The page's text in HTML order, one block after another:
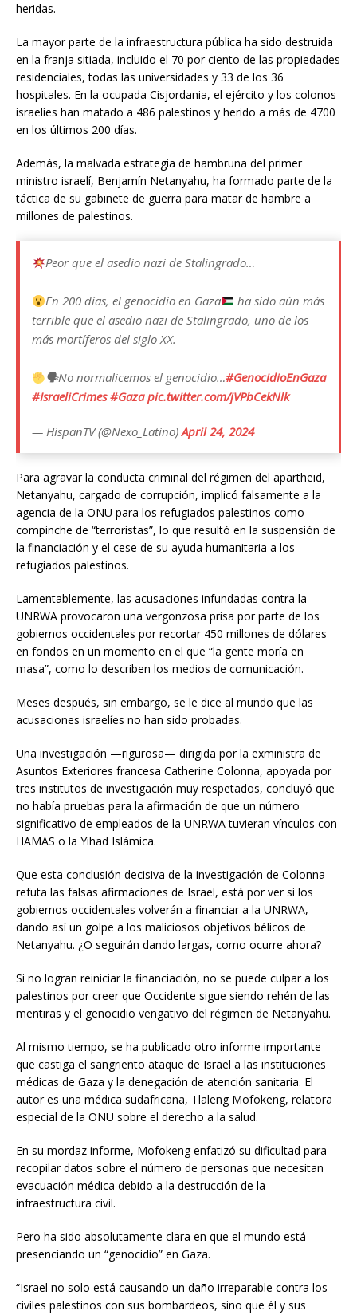
heridas.
La mayor parte de la infraestructura pública ha sido destruida
en la franja sitiada, incluido el 70 por ciento de las propiedades
residenciales, todas las universidades y 33 de los 36
hospitales. En la ocupada Cisjordania, el ejército y los colonos
israelíes han matado a 486 palestinos y herido a más de 4700
en los últimos 200 días.
Además, la malvada estrategia de hambruna del primer
ministro israelí, Benjamín Netanyahu, ha formado parte de la
táctica de su gabinete de guerra para matar de hambre a
millones de palestinos.
Peor que el asedio nazi de Stalingrado…
En 200 días, el genocidio en Gaza
ha sido aún más
terrible que el asedio nazi de Stalingrado, uno de los
más mortíferos del siglo XX.
🗣No normalicemos el genocidio…#GenocidioEnGaza
#IsraeliCrimes #Gaza pic.twitter.com/jVPbCekNlk
— HispanTV (@Nexo_Latino)April 24, 2024
Para agravar la conducta criminal del régimen del apartheid,
Netanyahu, cargado de corrupción, implicó falsamente a la
agencia de la ONU para los refugiados palestinos como
compinche de “terroristas”, lo que resultó en la suspensión de
la financiación y el cese de su ayuda humanitaria a los
refugiados palestinos.
Lamentablemente, las acusaciones infundadas contra la
UNRWA provocaron una vergonzosa prisa por parte de los
gobiernos occidentales por recortar 450 millones de dólares
en fondos en un momento en el que “la gente moría en
masa”, como lo describen los medios de comunicación.
Meses después, sin embargo, se le dice al mundo que las
acusaciones israelíes no han sido probadas.
Una investigación —rigurosa— dirigida por la exministra de
Asuntos Exteriores francesa Catherine Colonna, apoyada por
tres institutos de investigación muy respetados, concluyó que
no había pruebas para la afirmación de que un número
significativo de empleados de la UNRWA tuvieran vínculos con
HAMAS o la Yihad Islámica.
Que esta conclusión decisiva de la investigación de Colonna
refuta las falsas afirmaciones de Israel, está por ver si los
gobiernos occidentales volverán a financiar a la UNRWA,
dando así un golpe a los maliciosos objetivos bélicos de
Netanyahu. ¿O seguirán dando largas, como ocurre ahora?
Si no logran reiniciar la financiación, no se puede culpar a los
palestinos por creer que Occidente sigue siendo rehén de las
mentiras y el genocidio vengativo del régimen de Netanyahu.
Al mismo tiempo, se ha publicado otro informe importante
que castiga el sangriento ataque de Israel a las instituciones
médicas de Gaza y la denegación de atención sanitaria. El
autor es una médica sudafricana, Tlaleng Mofokeng, relatora
especial de la ONU sobre el derecho a la salud.
En su mordaz informe, Mofokeng enfatizó su dificultad para
recopilar datos sobre el número de personas que necesitan
evacuación médica debido a la destrucción de la
infraestructura civil.
Pero ha sido absolutamente clara en que el mundo está
presenciando un “genocidio” en Gaza.
“Israel no solo está causando un daño irreparable contra los
civiles palestinos con sus bombardeos, sino que él y sus